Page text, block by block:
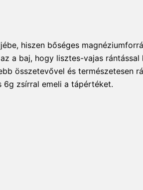
hiszen bőséges
a baj, hogy lisztes-vajas
összetevővel és természetesen
6g zsírral emeli a tápértéket.